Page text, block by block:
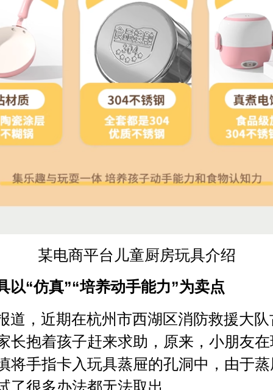
某电商平台儿童厨房玩具介绍
以“仿真”“培养动手能力”为卖点
道，近期在杭州市西湖区消防救援大
长抱着孩子赶来求助，原来，小朋友
将手指卡入玩具蒸屉的孔洞中，由于
了很多办法都无法取出。